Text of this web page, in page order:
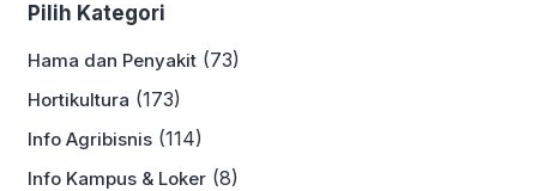
Pilih Kategori
Hama dan Penyakit (73)
Hortikultura (173)
Info Agribisnis (114)
Info Kampus & Loker (8)